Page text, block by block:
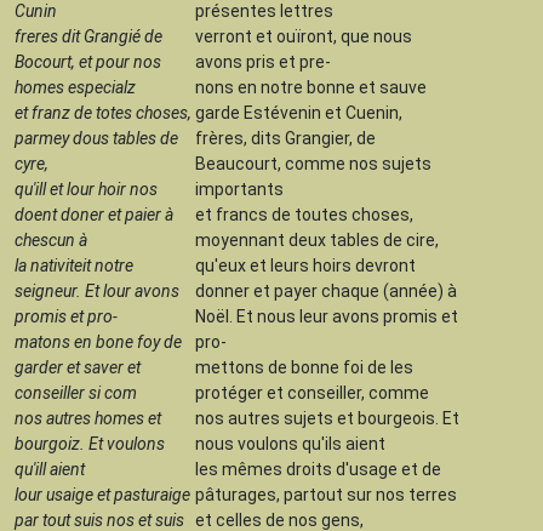
Cunin
freres dit Grangié de
Bocourt, et pour nos
homes especialz
et franz de totes choses,
parmey dous tables de
cyre,
qu'ill et lour hoir nos
doent doner et paier à
chescun à
la nativiteit notre
seigneur. Et lour avons
promis et pro-
matons en bone foy de
garder et saver et
conseiller si com
nos autres homes et
bourgoiz. Et voulons
qu'ill aient
lour usaige et pasturaige
par tout suis nos et suis
présentes lettres
verront et ouïront, que nous
avons pris et pre-
nons en notre bonne et sauve
garde Estévenin et Cuenin,
frères, dits Grangier, de
Beaucourt, comme nos sujets
importants
et francs de toutes choses,
moyennant deux tables de cire,
qu'eux et leurs hoirs devront
donner et payer chaque (année) à
Noël. Et nous leur avons promis et
pro-
mettons de bonne foi de les
protéger et conseiller, comme
nos autres sujets et bourgeois. Et
nous voulons qu'ils aient
les mêmes droits d'usage et de
pâturages, partout sur nos terres
et celles de nos gens,